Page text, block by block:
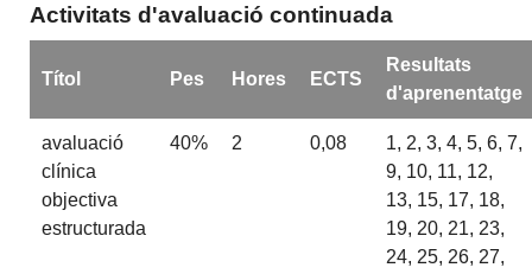
Activitats d'avaluació continuada
Títol Pes Hores ECTS
Resultats
d'aprenentatge
avaluació
clínica
objectiva
estructurada
40% 2 0,08
1, 2, 3, 4, 5, 6, 7,
9, 10, 11, 12,
13, 15, 17, 18,
19, 20, 21, 23,
24, 25, 26, 27,